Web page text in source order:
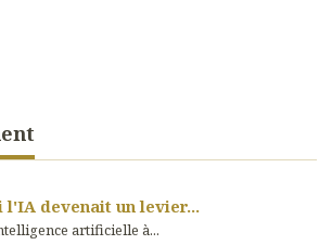
l'IA devenait un levier...
artificielle à...